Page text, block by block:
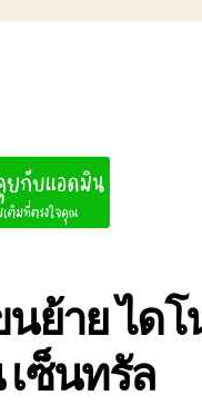
ย้าย ไดโ
ซ็นทรัล